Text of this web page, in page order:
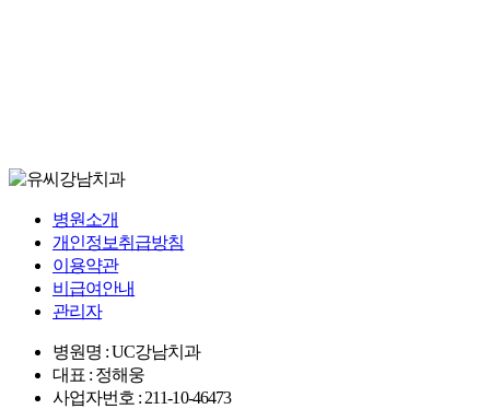
병원소개
개인정보취급방침
이용약관
비급여안내
관리자
병원명 : UC강남치과
대표 : 정해웅
사업자번호 : 211-10-46473